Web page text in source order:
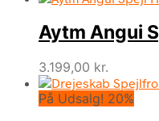
Aytm Angui
3.199,00 kr.
På Udsalg! 20%